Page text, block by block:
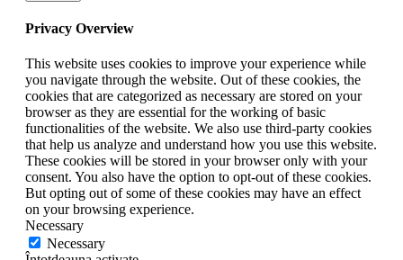
Privacy Overview
This website uses cookies to improve your experience while
you navigate through the website. Out of these cookies, the
cookies that are categorized as necessary are stored on your
browser as they are essential for the working of basic
functionalities of the website. We also use third-party cookies
that help us analyze and understand how you use this website.
These cookies will be stored in your browser only with your
consent. You also have the option to opt-out of these cookies.
But opting out of some of these cookies may have an effect
on your browsing experience.
Necessary
Necessary